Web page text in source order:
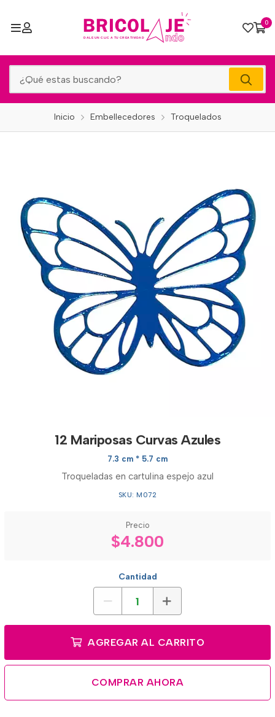
0
Inicio Embellecedores Troquelados
12 Mariposas Curvas Azules
7.3 cm * 5.7 cm
Troqueladas en cartulina espejo azul
SKU: M072
Precio
$4.800
Cantidad
AGREGAR AL CARRITO
COMPRAR AHORA